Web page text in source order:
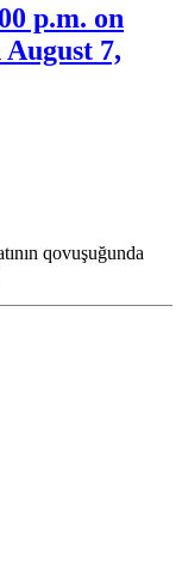
p.m. on
7,
qovuşuğunda